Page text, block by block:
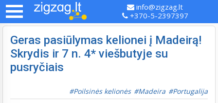
info@zigzag.lt
+370-5-2397397
Geras pasiūlymas kelionei į Madeirą!
Skrydis ir 7 n. 4* viešbutyje su
pusryčiais
Poilsinės kelionės Madeira Portugalija